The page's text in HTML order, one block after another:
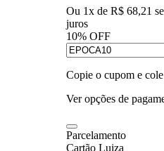
Ou 1x de R$ 68,21
juros
10% OFF
Copie o cupom e
Ver opções de
Parcelamento
Cartão Luiza